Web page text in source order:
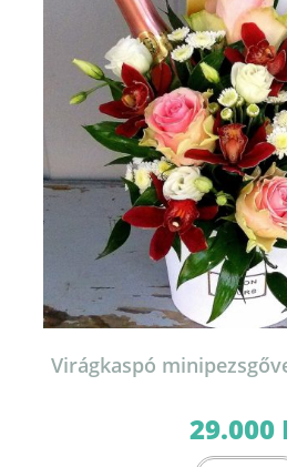
Virágkaspó
29.000